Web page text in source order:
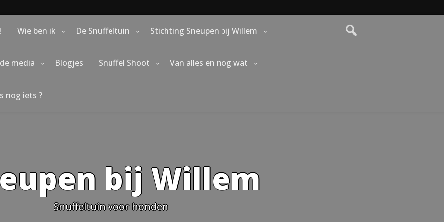
Wie ben ik De Snuffeltuin Stichting Sneupen bij Willem
media Blogjes Snuffel Shoot Van alles en nog wat
nog iets ?
bij Willem
Snuffeltuin voor honden